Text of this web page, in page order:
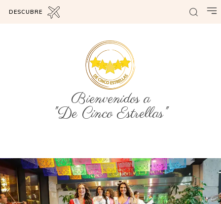
DESCUBRE
Bienvenidos a
"De Cinco Estrellas"